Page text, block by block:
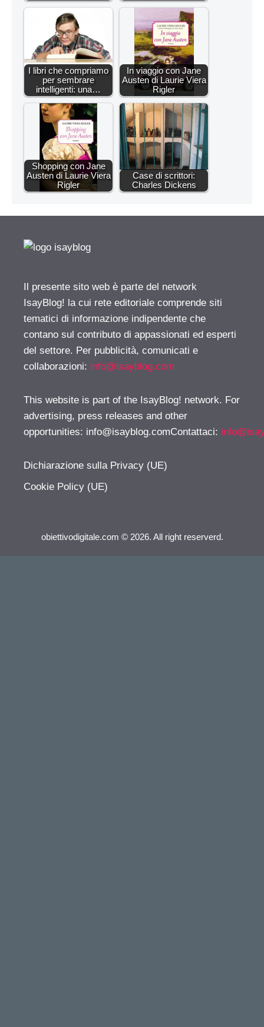
I libri che compriamo
per sembrare
intelligenti: una…
In viaggio con Jane
Austen di Laurie Viera
Rigler
Shopping con Jane
Austen di Laurie Viera
Rigler
Case di scrittori:
Charles Dickens
Il presente sito web è parte del network
IsayBlog! la cui rete editoriale comprende siti
tematici di informazione indipendente che
contano sul contributo di appassionati ed esperti
del settore. Per pubblicità, comunicati e
collaborazioni: info@isayblog.com
This website is part of the IsayBlog! network. For
advertising, press releases and other
opportunities: info@isayblog.comContattaci:
Dichiarazione sulla Privacy (UE)
Cookie Policy (UE)
obiettivodigitale.com © 2026. All right reserverd.